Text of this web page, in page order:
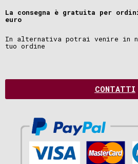
La consegna è gratuita per
euro
In alternativa potrai venire in
tuo ordine
CONTATTI